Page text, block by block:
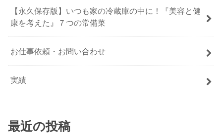
【永久保存版】いつも家の冷蔵庫の中に！『美容と健
康を考えた』７つの常備菜
お仕事依頼・お問い合わせ
実績
最近の投稿